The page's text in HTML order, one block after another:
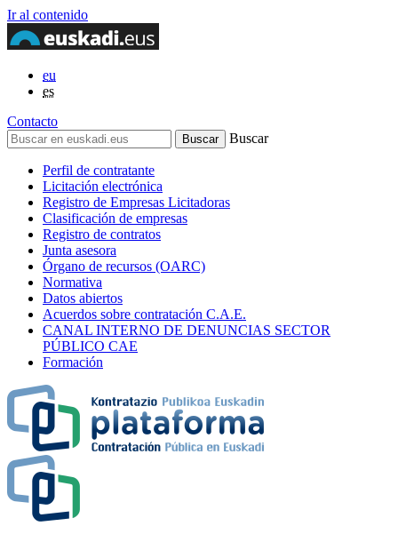
Ir al contenido
eu
es
Contacto
Buscar
Perfil de contratante
Licitación electrónica
Registro de Empresas Licitadoras
Clasificación de empresas
Registro de contratos
Junta asesora
Órgano de recursos (OARC)
Normativa
Datos abiertos
Acuerdos sobre contratación C.A.E.
CANAL INTERNO DE DENUNCIAS SECTOR
PÚBLICO CAE
Formación